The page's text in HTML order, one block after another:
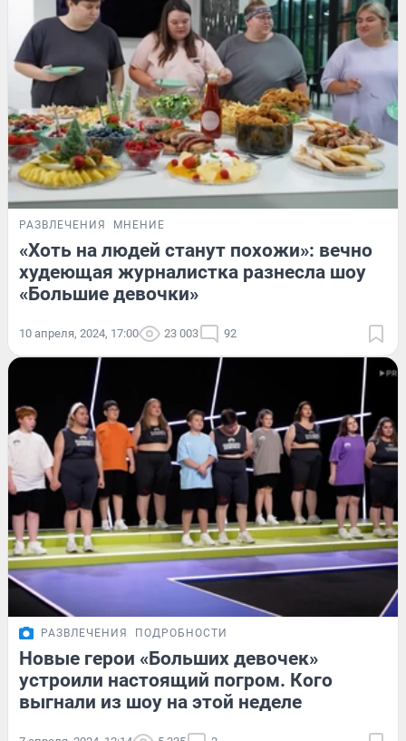
РАЗВЛЕЧЕНИЯ МНЕНИЕ
«Хоть на людей станут похожи»: вечно
худеющая журналистка разнесла шоу
«Большие девочки»
10 апреля, 2024, 17:00 23 003 92
РАЗВЛЕЧЕНИЯ ПОДРОБНОСТИ
Новые герои «Больших девочек»
устроили настоящий погром. Кого
выгнали из шоу на этой неделе